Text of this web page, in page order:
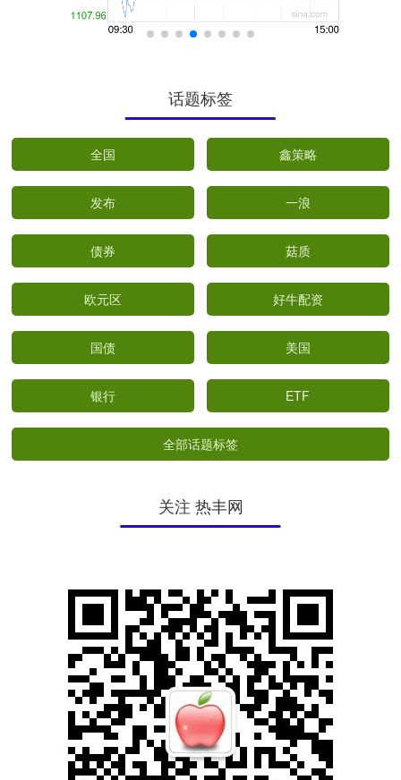
话题标签
全国 鑫策略
发布 一浪
债券 菇质
欧元区 好牛配资
国债 美国
银行 ETF
全部话题标签
关注 热丰网